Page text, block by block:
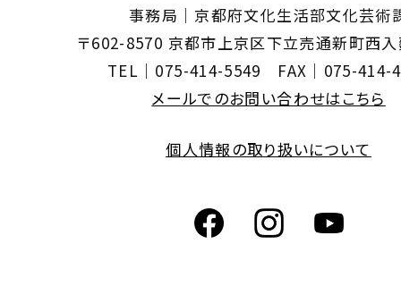
事務局｜京都府文化生活部文化芸術
〒602-8570 京都市上京区下立売通新町西入
TEL｜075-414-5549 FAX｜075-414-
メールでのお問い合わせはこちら
個人情報の取り扱いについて